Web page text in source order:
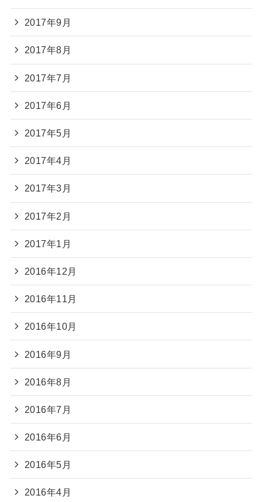
2017年9月
2017年8月
2017年7月
2017年6月
2017年5月
2017年4月
2017年3月
2017年2月
2017年1月
2016年12月
2016年11月
2016年10月
2016年9月
2016年8月
2016年7月
2016年6月
2016年5月
2016年4月